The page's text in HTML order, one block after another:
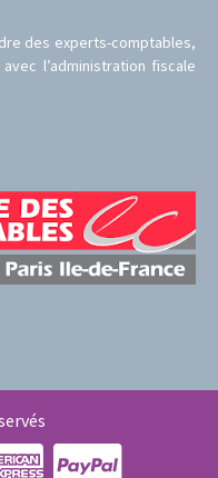
des experts-comptables,
l’administration fiscale